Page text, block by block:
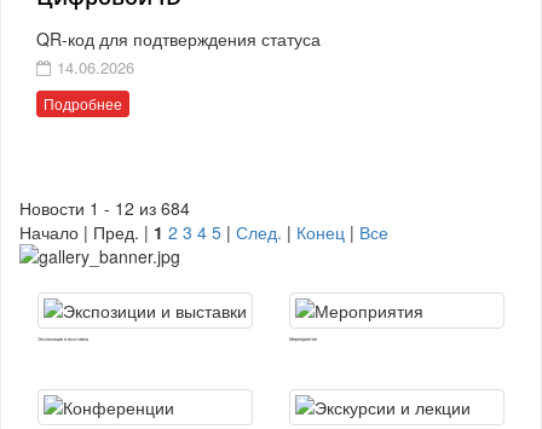
QR-код для подтверждения статуса
14.06.2026
Подробнее
Новости 1 - 12 из 684
Начало | Пред. | 1 2 3 4 5 | След. | Конец | Все
Экспозиции и выставки Мероприятия